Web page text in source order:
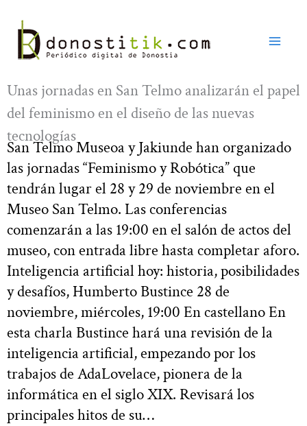
contenido
Unas jornadas en San Telmo analizarán el papel
del feminismo en el diseño de las nuevas
tecnologías
San Telmo Museoa y Jakiunde han organizado
las jornadas “Feminismo y Robótica” que
tendrán lugar el 28 y 29 de noviembre en el
Museo San Telmo. Las conferencias
comenzarán a las 19:00 en el salón de actos del
museo, con entrada libre hasta completar aforo.
Inteligencia artificial hoy: historia, posibilidades
y desafíos, Humberto Bustince 28 de
noviembre, miércoles, 19:00 En castellano En
esta charla Bustince hará una revisión de la
inteligencia artificial, empezando por los
trabajos de AdaLovelace, pionera de la
informática en el siglo XIX. Revisará los
principales hitos de su…